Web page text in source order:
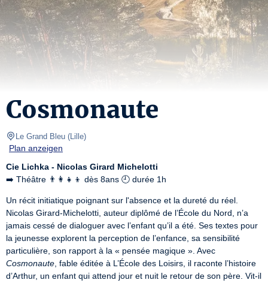
Cosmonaute
Le Grand Bleu (Lille)
Plan anzeigen
Cie Lichka - Nicolas Girard Michelotti
➡️ Théâtre 👨‍👩‍👧‍👦 dès 8ans 🕘 durée 1h
Un récit initiatique poignant sur l'absence et la dureté du réel.
Nicolas Girard-Michelotti, auteur diplômé de l’École du Nord, n’a
jamais cessé de dialoguer avec l’enfant qu’il a été. Ses textes pour
la jeunesse explorent la perception de l’enfance, sa sensibilité
Cosmonaute , fable éditée à L’École des Loisirs, il raconte l’histoire
d’Arthur, un enfant qui attend jour et nuit le retour de son père. Vit-il